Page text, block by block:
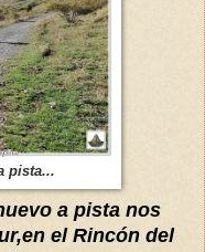
pista...
a pista nos
el Rincón del